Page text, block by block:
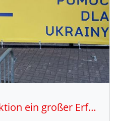
NLV-Sachspendenaktion ein großer Erfolg - DANKE!!!